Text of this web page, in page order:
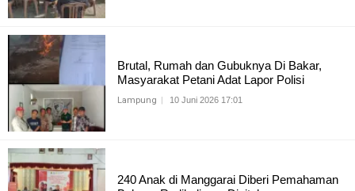
Brutal, Rumah dan Gubuknya Di Bakar,
Masyarakat Petani Adat Lapor Polisi
Lampung 10 Juni 2026 17:01
240 Anak di Manggarai Diberi Pemahaman